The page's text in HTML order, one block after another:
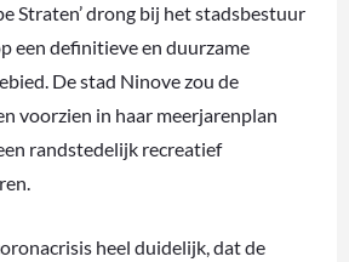
Straten’ drong bij het stadsbestuur
een definitieve en duurzame
De stad Ninove zou de
voorzien in haar meerjarenplan
randstedelijk recreatief
heel duidelijk, dat de